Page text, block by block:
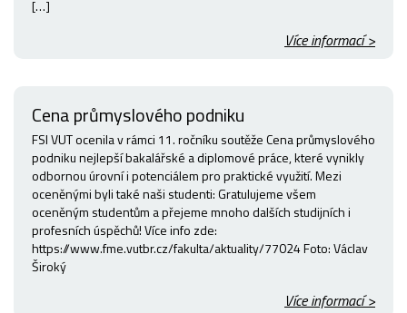
[…]
Více informací >
Cena průmyslového podniku
FSI VUT ocenila v rámci 11. ročníku soutěže Cena průmyslového
podniku nejlepší bakalářské a diplomové práce, které vynikly
odbornou úrovní i potenciálem pro praktické využití. Mezi
oceněnými byli také naši studenti: Gratulujeme všem
oceněným studentům a přejeme mnoho dalších studijních i
profesních úspěchů! Více info zde:
https://www.fme.vutbr.cz/fakulta/aktuality/77024 Foto: Václav
Široký
Více informací >